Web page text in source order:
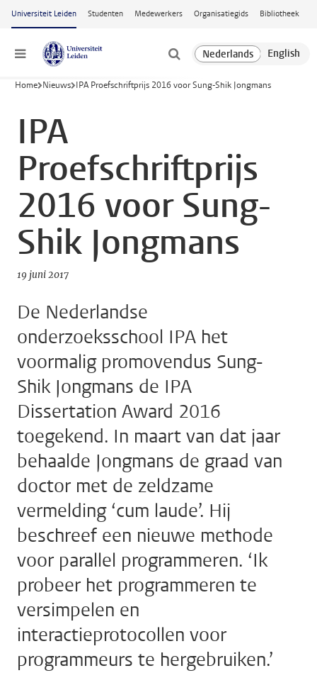
Ga naar hoofdinhoud
Universiteit Leiden Studenten Medewerkers Organisatiegids Bibliotheek
Menu
Home Nieuws IPA Proefschriftprijs 2016 voor Sung-Shik Jongmans
IPA
Proefschriftprijs
2016 voor Sung-
Shik Jongmans
19 juni 2017
De Nederlandse
onderzoeksschool IPA het
voormalig promovendus Sung-
Shik Jongmans de IPA
Dissertation Award 2016
toegekend. In maart van dat jaar
behaalde Jongmans de graad van
doctor met de zeldzame
vermelding ‘cum laude’. Hij
beschreef een nieuwe methode
voor parallel programmeren. ‘Ik
probeer het programmeren te
versimpelen en
interactieprotocollen voor
programmeurs te hergebruiken.’